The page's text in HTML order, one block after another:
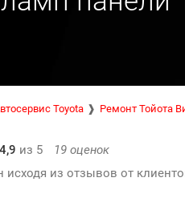
Toyota Ремонт Тойота
4,9 из 5 19 оценок
исходя из отзывов от